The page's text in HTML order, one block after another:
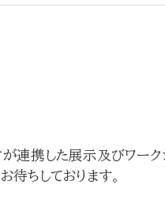
連携した展示及びワー
待ちしております。